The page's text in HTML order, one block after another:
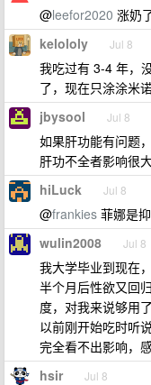
@leefor2020 涨奶
kelololy Jul 8
我吃过有 3-4 年，
了，现在只涂涂米
jbysool Jul 8
如果肝功能有问题
肝功不全者影响很
hiLuck Jul 8
@frankies 菲娜是
wulin2008 Jul 8
我大学毕业到现在
半个月后性欲又回
度，对我来说够用了
以前刚开始吃时听
完全看不出影响，
hsir Jul 8